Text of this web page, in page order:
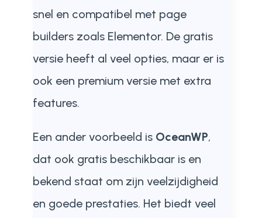
snel en compatibel met page
builders zoals Elementor. De gratis
versie heeft al veel opties, maar er is
ook een premium versie met extra
features.
Een ander voorbeeld is OceanWP,
dat ook gratis beschikbaar is en
bekend staat om zijn veelzijdigheid
en goede prestaties. Het biedt veel